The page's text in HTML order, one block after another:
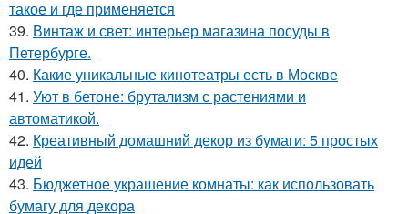
такое и где применяется
39. Винтаж и свет: интерьер магазина посуды в
Петербурге.
40. Какие уникальные кинотеатры есть в Москве
41. Уют в бетоне: брутализм с растениями и
автоматикой.
42. Креативный домашний декор из бумаги: 5 простых
идей
43. Бюджетное украшение комнаты: как использовать
бумагу для декора